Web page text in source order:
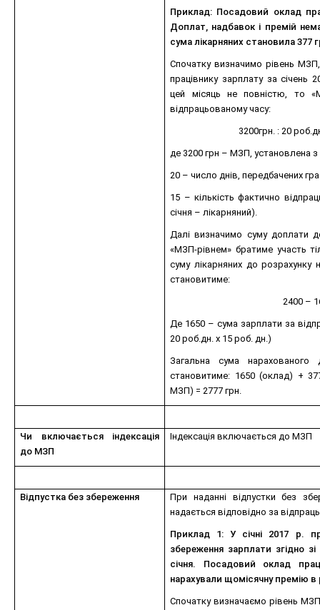
Приклад: Посадовий оклад
Доплат, надбавок і премій
сума лікарняних становила 377
Спочатку визначимо рівень
працівнику зарплату за січень
цей місяць не повністю, то
відпрацьованому часу:
3200грн. : 20
де 3200 грн – МЗП, установлена з
20 – число днів, передбачених
15 – кількість фактично
січня – лікарняний).
Далі визначимо суму доплати
«МЗП-рівнем» братиме участь
суму лікарняних до
становитиме:
2400 –
Де 1650 – сума зарплати за
20 роб.дн. х 15 роб. дн.)
Загальна сума
становитиме: 1650 (оклад) +
МЗП) = 2777 грн.
Чи включається індексація
до МЗП
Індексація включається до МЗП
Відпустка без збереження
При наданні відпустки без
надається відповідно за
Приклад 1: У січні 2017 р.
збереження зарплати згідно
січня. Посадовий оклад
нарахували щомісячну премію в
Спочатку визначаємо рівень